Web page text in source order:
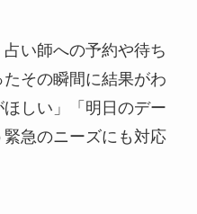
占い師への予約や待ち
その瞬間に結果がわ
しい」「明日のデー
緊急のニーズにも対応